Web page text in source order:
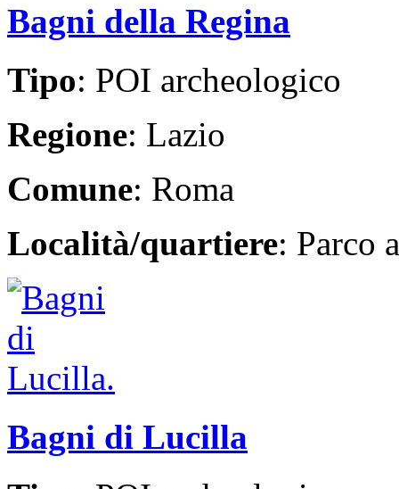
Bagni della Regina
Tipo: POI archeologico
Regione: Lazio
Comune: Roma
Località/quartiere: Parco
Bagni di Lucilla